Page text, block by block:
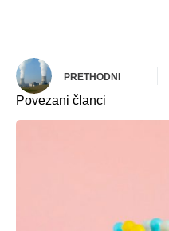
PRETHODNI
Povezani članci